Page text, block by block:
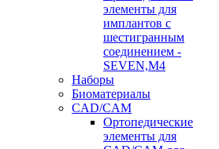
элементы для
имплантов с
шестигранным
соединением -
SEVEN,M4
Наборы
Биоматериалы
CAD/CAM
Ортопедические
элементы для